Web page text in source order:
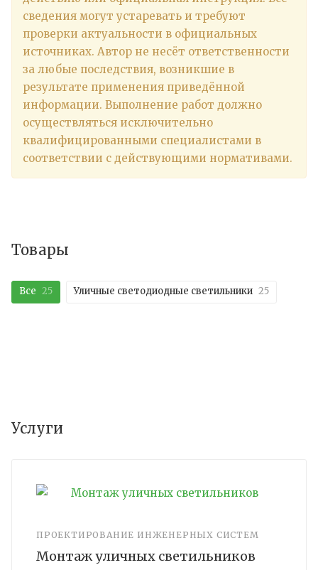
сведения могут устаревать и требуют
проверки актуальности в официальных
источниках. Автор не несёт ответственности
за любые последствия, возникшие в
результате применения приведённой
информации. Выполнение работ должно
осуществляться исключительно
квалифицированными специалистами в
соответствии с действующими нормативами.
Товары
Все 25 Уличные светодиодные светильники 25
Услуги
ПРОЕКТИРОВАНИЕ ИНЖЕНЕРНЫХ СИСТЕМ
Монтаж уличных светильников